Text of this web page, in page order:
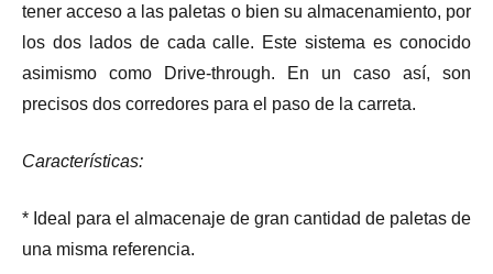
tener acceso a las paletas o bien su almacenamiento, por
los dos lados de cada calle. Este sistema es conocido
asimismo como Drive-through. En un caso así, son
precisos dos corredores para el paso de la carreta.
Características:
* Ideal para el almacenaje de gran cantidad de paletas de
una misma referencia.